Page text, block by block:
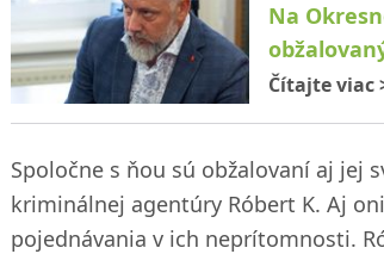
Na
Čítajte viac
Spoločne s ňou sú obžalovaní aj jej
kriminálnej agentúry Róbert K. Aj
pojednávania v ich neprítomnosti.